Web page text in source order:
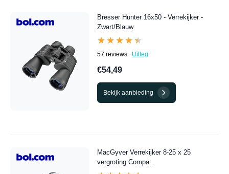
Bresser Hunter 16x50 - Verrekijker -
Zwart/Blauw
★★★★★
★★★★★
57 reviews Uitleg
€54,49
Bekijk aanbieding
MacGyver Verrekijker 8-25 x 25
vergroting Compa...